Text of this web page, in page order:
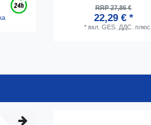
RRP 27,86 €
22,29 € *
* вкл. GES. ДДС. плюс.